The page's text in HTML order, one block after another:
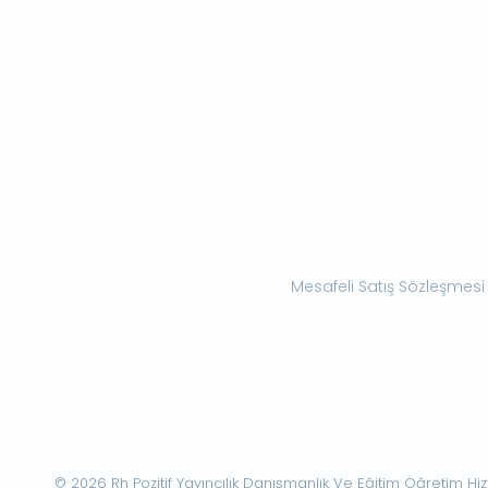
Mesafeli Satış Sözleşmesi
© 2026 Rh Pozitif Yayıncılık Danışmanlık Ve Eğitim Öğretim